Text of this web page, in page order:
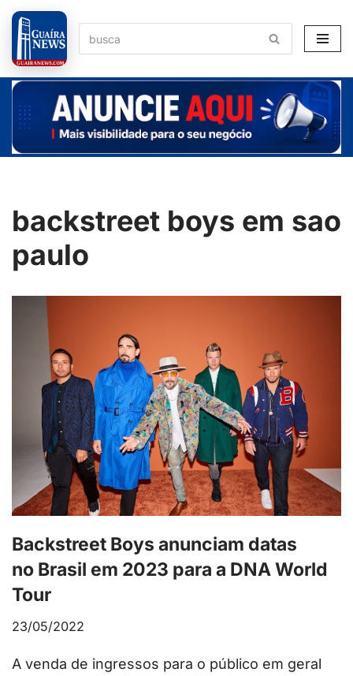
Pular
para
o
conteúdo
backstreet boys em sao
paulo
Backstreet Boys anunciam datas
no Brasil em 2023 para a DNA World
Tour
23/05/2022
A venda de ingressos para o público em geral